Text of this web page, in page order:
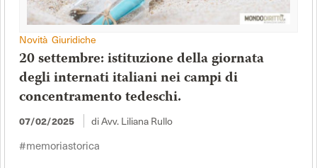
Novità Giuridiche
20 settembre: istituzione della giornata
degli internati italiani nei campi di
concentramento tedeschi.
07/02/2025 di Avv. Liliana Rullo
#memoriastorica